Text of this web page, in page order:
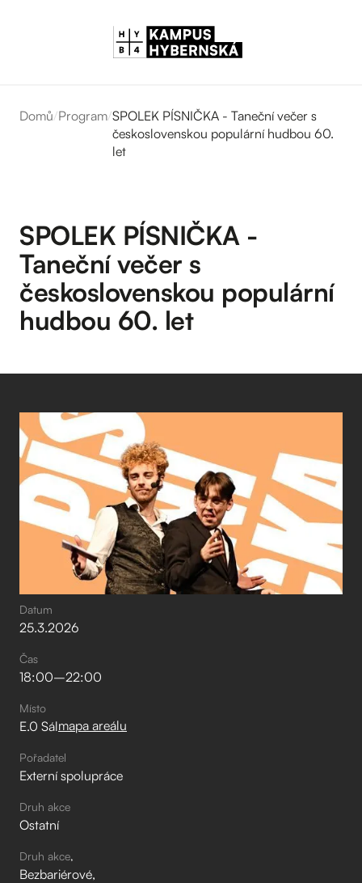
Domů/Program/SPOLEK PÍSNIČKA - Taneční večer s
československou populární hudbou 60.
let
SPOLEK PÍSNIČKA -
Taneční večer s
československou populární
hudbou 60. let
Datum
25.3.2026
Čas
18:00–⁠22:00
Místo
E.0 Sálmapa areálu
Pořadatel
Externí spolupráce
Druh akce
Ostatní
Druh akce
Bezbariérové